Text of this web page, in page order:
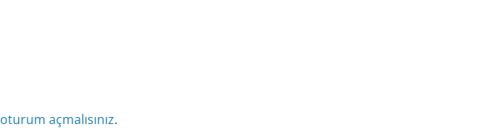
oturum açmalısınız.